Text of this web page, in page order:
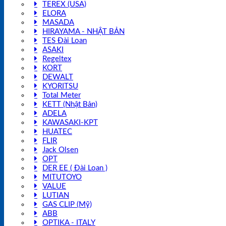
TEREX (USA)
ELORA
MASADA
HIRAYAMA - NHẬT BẢN
TES Đài Loan
ASAKI
Regeltex
KORT
DEWALT
KYORITSU
Total Meter
KETT (Nhật Bản)
ADELA
KAWASAKI-KPT
HUATEC
FLIR
Jack Olsen
OPT
DER EE ( Đài Loan )
MITUTOYO
VALUE
LUTIAN
GAS CLIP (Mỹ)
ABB
OPTIKA - ITALY